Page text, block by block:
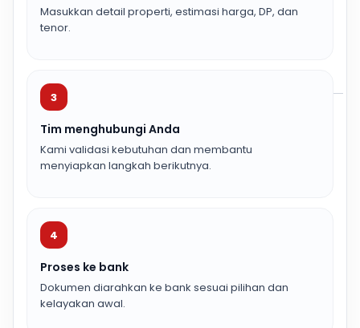
Masukkan detail properti, estimasi harga, DP, dan
tenor.
3
Tim menghubungi Anda
Kami validasi kebutuhan dan membantu
menyiapkan langkah berikutnya.
4
Proses ke bank
Dokumen diarahkan ke bank sesuai pilihan dan
kelayakan awal.